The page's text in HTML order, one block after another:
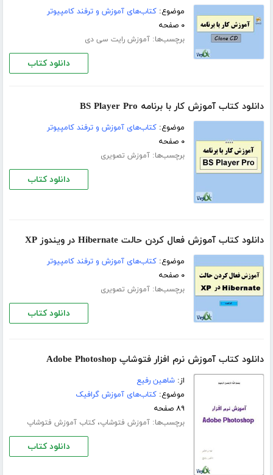
موضوع:کتاب‌های آموزش و ترفند کامپیوتر
۰ صفحه
برچسب‌ها:آموزش رایت سی دی
دانلود کتاب
دانلود کتاب آموزش کار با برنامه BS Player Pro
موضوع:کتاب‌های آموزش و ترفند کامپیوتر
۰ صفحه
برچسب‌ها:آموزش تصویری
دانلود کتاب
دانلود کتاب آموزش فعال کردن حالت Hibernate در ویندوز XP
موضوع:کتاب‌های آموزش و ترفند کامپیوتر
۰ صفحه
برچسب‌ها:آموزش تصویری
دانلود کتاب
دانلود کتاب آموزش نرم افزار فتوشاپ Adobe Photoshop
از:شاهین رفیع
موضوع:کتاب‌های آموزش گرافیک
۸۹ صفحه
برچسب‌ها:آموزش فتوشاپ،کتاب آموزش فتوشاپ
دانلود کتاب